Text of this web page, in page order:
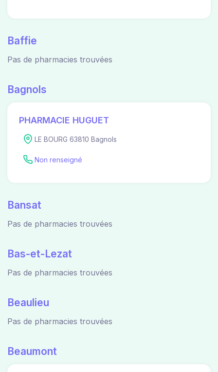
Baffie
Pas de pharmacies trouvées
Bagnols
PHARMACIE HUGUET
LE BOURG 63810 Bagnols
Non renseigné
Bansat
Pas de pharmacies trouvées
Bas-et-Lezat
Pas de pharmacies trouvées
Beaulieu
Pas de pharmacies trouvées
Beaumont